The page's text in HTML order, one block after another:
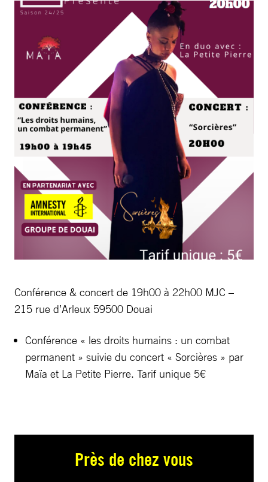
Conférence & concert de 19h00 à 22h00 MJC –
215 rue d’Arleux 59500 Douai
Conférence « les droits humains : un combat
permanent » suivie du concert « Sorcières » par
Maïa et La Petite Pierre. Tarif unique 5€
Près de chez vous